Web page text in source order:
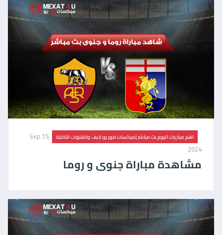
اهم مباريات اليوم بث مباشر |ميكسات فور يو لايف والقنوات الناقلة
Sep 15,
2024
مشاهدة مباراة جنوى و روما